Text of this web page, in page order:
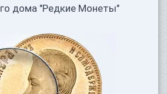
дома "Редкие Монеты"